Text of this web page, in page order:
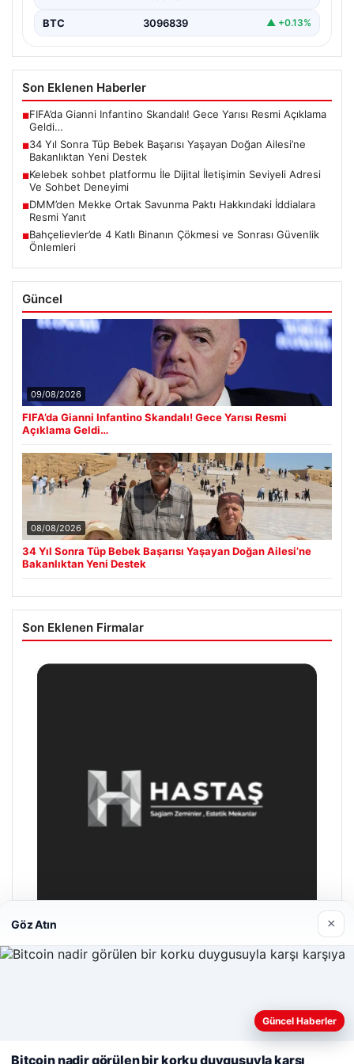
BTC 3096839 ▲ +0.13%
Son Eklenen Haberler
■FIFA’da Gianni Infantino Skandalı! Gece Yarısı Resmi Açıklama
Geldi…
■34 Yıl Sonra Tüp Bebek Başarısı Yaşayan Doğan Ailesi’ne
Bakanlıktan Yeni Destek
■Kelebek sohbet platformu İle Dijital İletişimin Seviyeli Adresi
Ve Sohbet Deneyimi
■DMM’den Mekke Ortak Savunma Paktı Hakkındaki İddialara
Resmi Yanıt
■Bahçelievler’de 4 Katlı Binanın Çökmesi ve Sonrası Güvenlik
Önlemleri
Güncel
09/08/2026
FIFA’da Gianni Infantino Skandalı! Gece Yarısı Resmi
Açıklama Geldi…
08/08/2026
34 Yıl Sonra Tüp Bebek Başarısı Yaşayan Doğan Ailesi’ne
Bakanlıktan Yeni Destek
Son Eklenen Firmalar
Web sitemizi nasıl kullandığınızı daha iyi anlayabilmek,
Göz Atın ×
Güncel Haberler
Bitcoin nadir görülen bir korku duygusuyla karşı